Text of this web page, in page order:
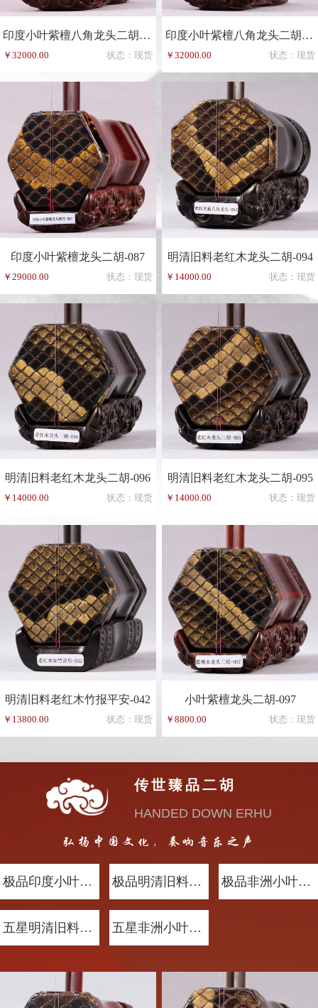
印度小叶紫檀八角龙头二胡-83
￥32000.00 状态：现货
印度小叶紫檀八角龙头二胡-85
￥32000.00 状态：现货
印度小叶紫檀龙头二胡-087
￥29000.00 状态：现货
明清旧料老红木龙头二胡-094
￥14000.00 状态：现货
明清旧料老红木龙头二胡-096
￥14000.00 状态：现货
明清旧料老红木龙头二胡-095
￥14000.00 状态：现货
明清旧料老红木竹报平安-042
￥13800.00 状态：现货
小叶紫檀龙头二胡-097
￥8800.00 状态：现货
传世臻品二胡
HANDED DOWN ERHU
弘扬中国文化，奏响音乐之声
极品印度小叶紫檀木 极品明清旧料老红木 极品非洲小叶紫檀木
五星明清旧料老红木 五星非洲小叶紫檀木